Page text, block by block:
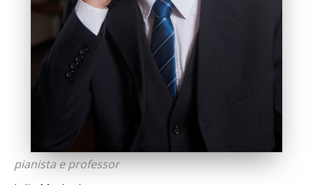
pianista e professor